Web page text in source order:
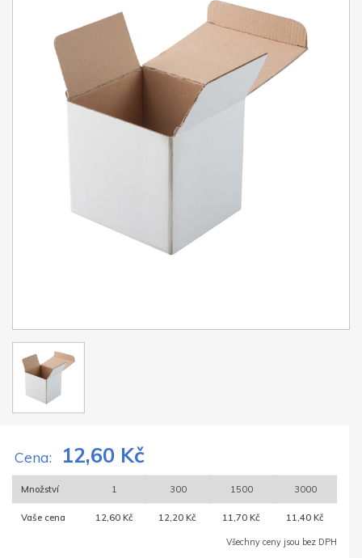
Cena: 12,60 Kč
Množství 1 300 1500 3000
Vaše cena 12,60 Kč 12,20 Kč 11,70 Kč 11,40 Kč
Všechny ceny jsou bez DPH